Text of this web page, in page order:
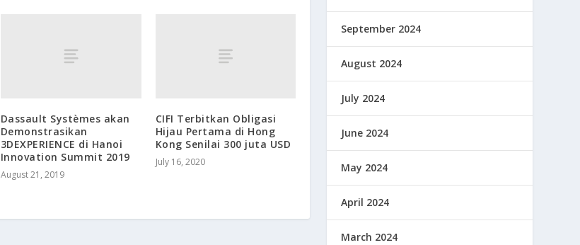
Dassault Systèmes akan
Demonstrasikan
3DEXPERIENCE di Hanoi
Innovation Summit 2019
August 21, 2019
CIFI Terbitkan Obligasi
Hijau Pertama di Hong
Kong Senilai 300 juta USD
July 16, 2020
September 2024
August 2024
July 2024
June 2024
May 2024
April 2024
March 2024